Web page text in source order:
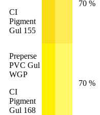
CI
Pigment
Gul 155
70 %
Preperse
PVC Gul
WGP
CI
Pigment
Gul 168
70 %